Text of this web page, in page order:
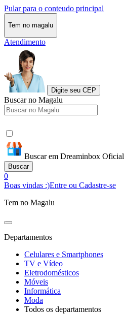
Pular para o conteudo principal
Tem no magalu
Atendimento
Digite seu CEP
Buscar no Magalu
Buscar em Dreaminbox Oficial
Buscar
0
Boas vindas :)Entre ou Cadastre-se
Tem no Magalu
Departamentos
Celulares e Smartphones
TV e Vídeo
Eletrodomésticos
Móveis
Informática
Moda
Todos os departamentos